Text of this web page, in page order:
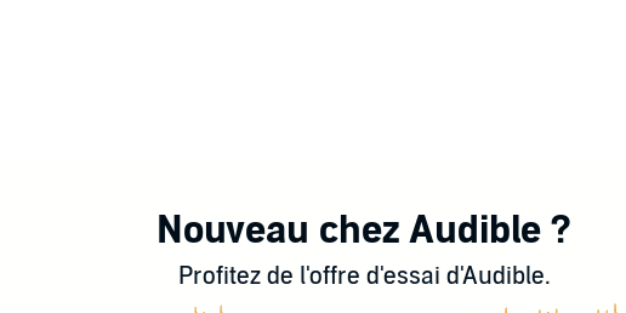
Nouveau chez Audible ?
Profitez de l'offre d'essai d'Audible.